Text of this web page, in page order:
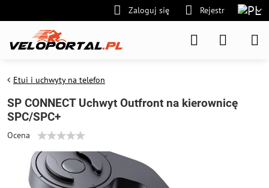
Zaloguj się Rejestr
Etui i uchwyty na telefon
SP CONNECT Uchwyt Outfront na kierownicę
SPC/SPC+
Ocena